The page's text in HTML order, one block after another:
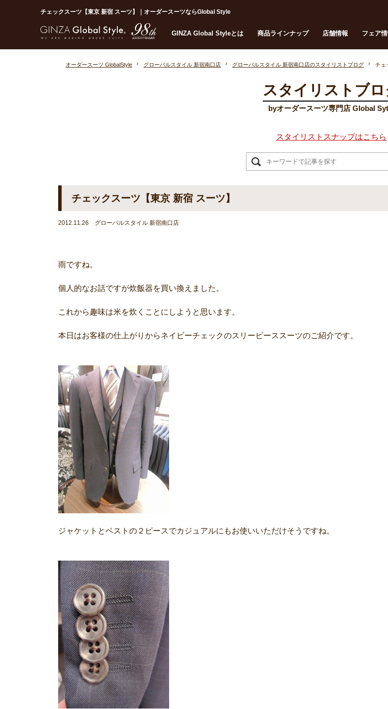
チェックスーツ【東京 新宿 スーツ】｜オーダースーツならGlobal Style
GINZA Global Styleとは 商品ラインナップ 店舗情報 フェア
オーダースーツ GlobalStyle グローバルスタイル 新宿南口店 グローバルスタイル 新宿南口店のスタイリストブログ チェ
スタイリストブ
byオーダースーツ専門店 Global
スタイリストスナップはこちら
チェックスーツ【東京 新宿 スーツ】
2012.11.26 グローバルスタイル 新宿南口店
雨ですね。
個人的なお話ですが炊飯器を買い換えました。
これから趣味は米を炊くことにしようと思います。
本日はお客様の仕上がりからネイビーチェックのスリーピーススーツのご紹介です。
ジャケットとベストの２ピースでカジュアルにもお使いいただけそうですね。